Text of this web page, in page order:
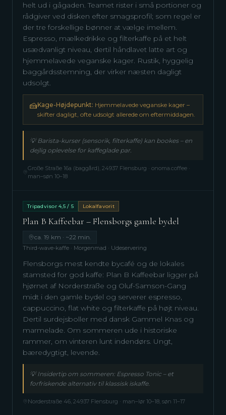
helt ud i gågaden. Teamet rister i små portioner og
rådgiver ved disken efter smagsprofil; som regel er
der tre forskellige bønner at vælge imellem.
Espresso, mælkedrikke og filterkaffe på et helt
usædvanligt niveau, dertil håndlavet latte art og
hjemmelavede veganske kager. Rustik, hyggelig
baggårdsstemning, der virker næsten dagligt
udsolgt.
🍰Kage-Højdepunkt: Hjemmelavede veganske kager –
skifter dagligt, ofte udsolgt allerede om eftermiddagen.
💡Barista-kurser (sensorik, filterkaffe) kan bookes – en
dejlig oplevelse for kaffeglade par.
Große Straße 16a (baggård), 24937 Flensburg · onoma.coffee ·
man–søn 10–18
Tripadvisor 4,5 / 5 Lokalfavorit
Plan B Kaffeebar – Flensborgs gamle bydel
ca. 19 km · ~22 min.
Third-wave-kaffe · Morgenmad · Udeservering
Flensborgs mest kendte bycafé og de lokales
stamsted for god kaffe: Plan B Kaffeebar ligger på
hjørnet af Norderstraße og Oluf-Samson-Gang
midt i den gamle bydel og serverer espresso,
cappuccino, flat white og filterkaffe på højt niveau.
Dertil surdejsboller med dansk Gammel Knas og
marmelade. Om sommeren ude i historiske
rammer, om vinteren lunt indendørs. Ungt,
bæredygtigt, levende.
💡Insidertip om sommeren: Espresso Tonic – et
forfriskende alternativ til klassisk iskaffe.
Norderstraße 46, 24937 Flensburg · man–lør 10–18, søn 11–17